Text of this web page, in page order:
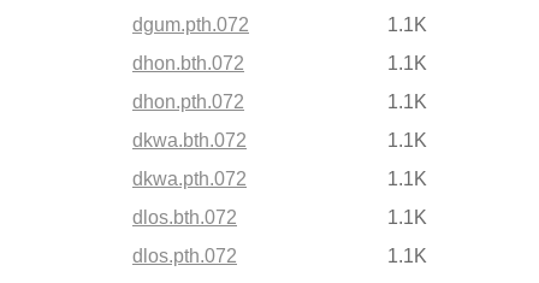
dgum.pth.072
1.1K
dhon.bth.072
1.1K
dhon.pth.072
1.1K
dkwa.bth.072
1.1K
dkwa.pth.072
1.1K
dlos.bth.072
1.1K
dlos.pth.072
1.1K